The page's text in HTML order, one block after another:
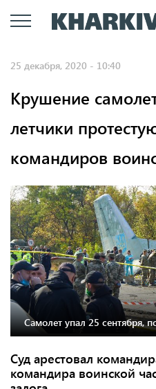
25 декабря, 2020 - 10:40
Крушение
летчики
командиров
Самолет упал 25 сентября,
Суд арестовал
командира воинской